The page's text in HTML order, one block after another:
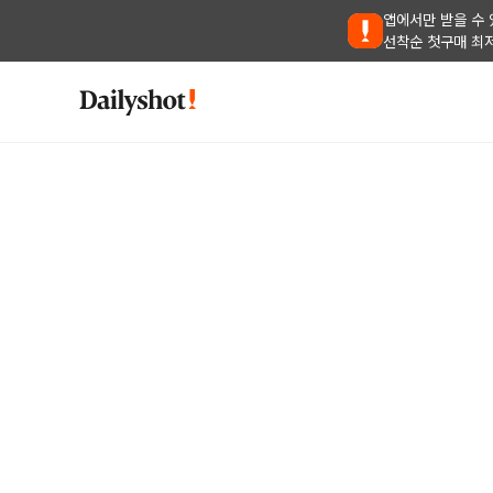
앱에서만 받을 수
선착순 첫구매 최